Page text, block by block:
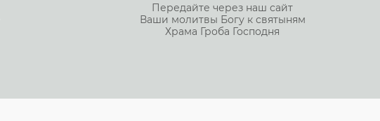
Передайте через наш сайт
Ваши молитвы Богу к святыням
Храма Гроба Господня